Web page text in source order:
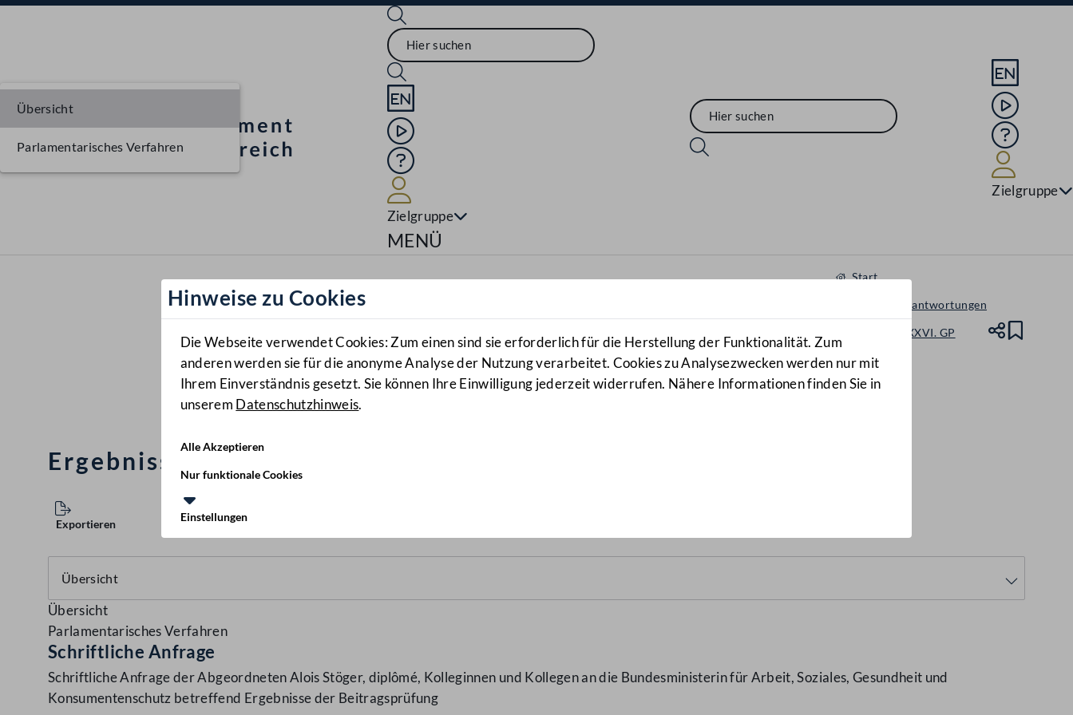
Sprache English
Mediathek
Hilfe
Zielgruppe
Navigationsmenü öffnen
MENÜ
Sprache
Mediathek
Hilfe
Zielgruppe
Hinweise zu Cookies
Die Webseite verwendet Cookies: Zum einen sind sie erforderlich für die Herstellung der Funktionalität. Zum
anderen werden sie für die anonyme Analyse der Nutzung verarbeitet. Cookies zu Analysezwecken werden nur mit
Ihrem Einverständnis gesetzt. Sie können Ihre Einwilligung jederzeit widerrufen. Nähere Informationen finden Sie in
unserem Datenschutzhinweis.
Alle Akzeptieren
Nur funktionale Cookies
Einstellungen
Start
Anfragen & Beantwortungen
Nationalrat - XXVI. GP
Anfragen
1473/J
Ergebnisse der Beitragsprüfung
Exportieren
Übersicht
Parlamentarisches Verfahren
Übersicht
Parlamentarisches Verfahren
Schriftliche Anfrage
Schriftliche Anfrage der Abgeordneten Alois Stöger, diplômé, Kolleginnen und Kollegen an die Bundesministerin für Arbeit, Soziales, Gesundheit und
Konsumentenschutz betreffend Ergebnisse der Beitragsprüfung